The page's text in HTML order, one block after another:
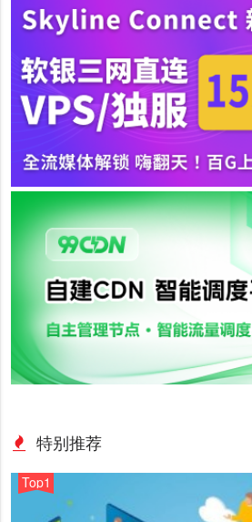
特别推荐
Top1